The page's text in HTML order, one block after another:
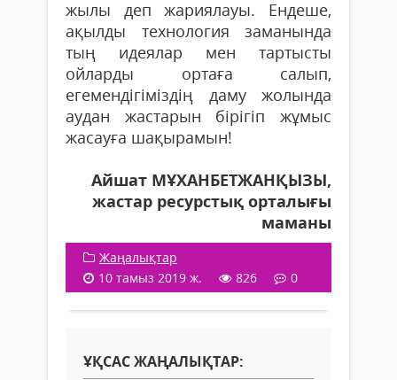
жылы деп жариялауы. Ендеше,
ақылды технология заманында
тың идеялар мен тартысты
ойларды ортаға салып,
егемендігіміздің даму жолында
аудан жастарын бірігіп жұмыс
жасауға шақырамын!
Айшат МҰХАНБЕТЖАНҚЫЗЫ,
жастар ресурстық орталығы
маманы
Жаңалықтар
10 тамыз 2019 ж.
826 0
ҰҚСАС ЖАҢАЛЫҚТАР: